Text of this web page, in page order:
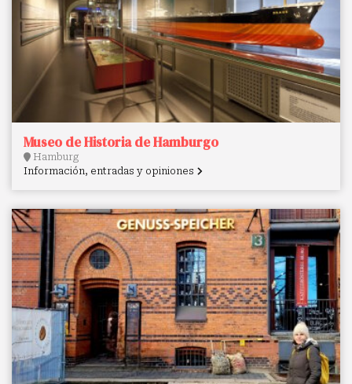
Museo de Historia de Hamburgo
Hamburg
Información, entradas y opiniones